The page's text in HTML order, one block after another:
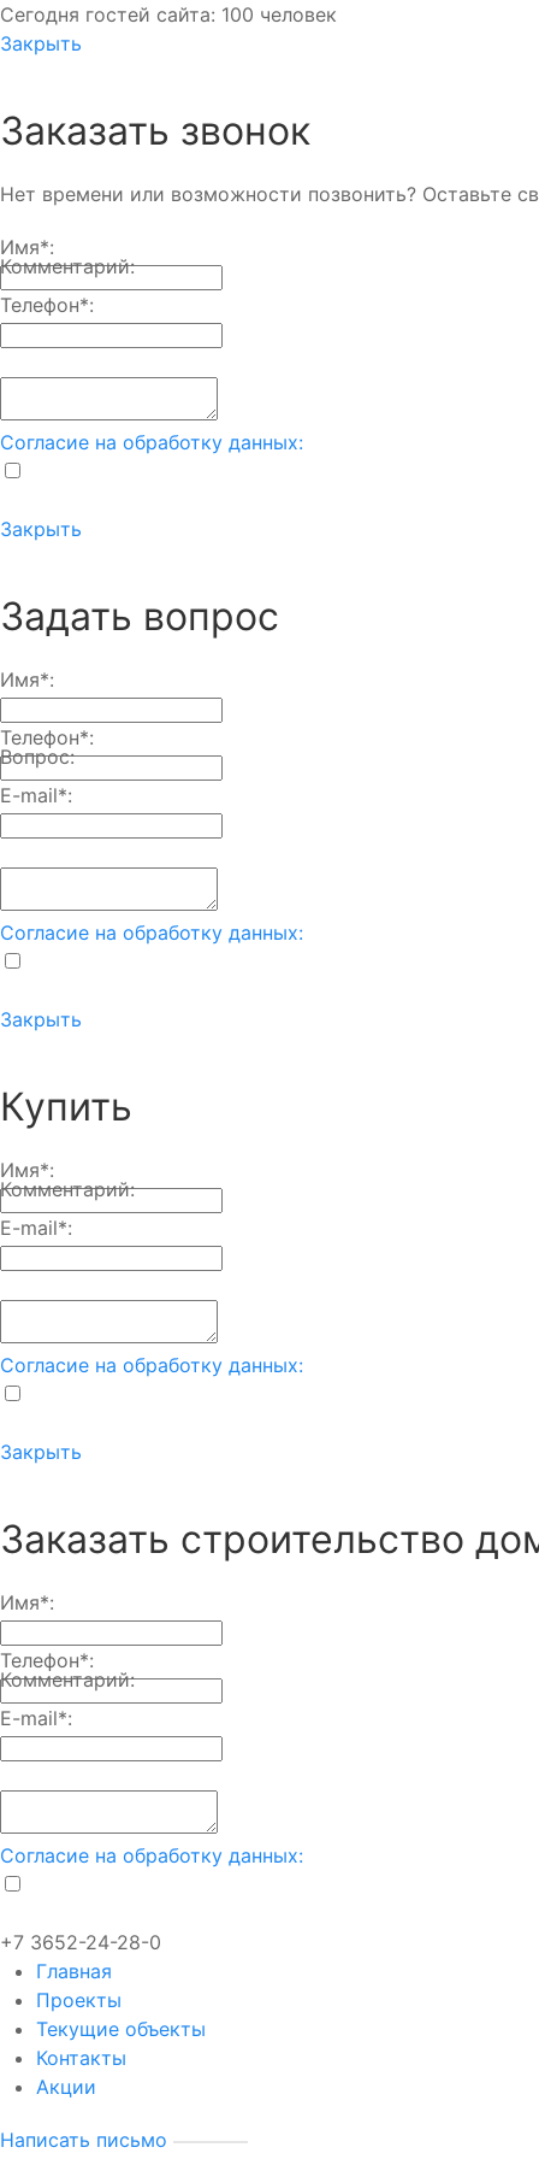
Сегодня гостей сайта: 100 человек
Закрыть
Заказать звонок
Нет времени или возможности позвонить? Оставьте
Имя*:
Телефон*:
Комментарий:
Согласие на обработку данных:
Закрыть
Задать вопрос
Имя*:
Телефон*:
E-mail*:
Вопрос:
Согласие на обработку данных:
Закрыть
Купить
Имя*:
E-mail*:
Комментарий:
Согласие на обработку данных:
Закрыть
Заказать строительство
Имя*:
Телефон*:
E-mail*:
Комментарий:
Согласие на обработку данных:
+7 3652-24-28-0
Главная
Проекты
Текущие объекты
Контакты
Акции
Написать письмо